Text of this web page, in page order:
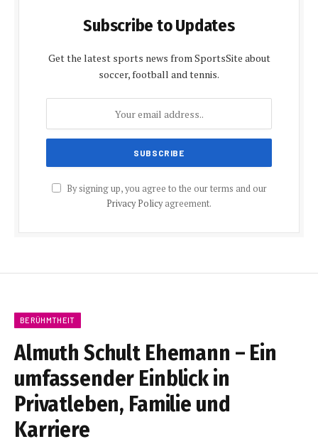
Subscribe to Updates
Get the latest sports news from SportsSite about
soccer, football and tennis.
By signing up, you agree to the our terms and our
Privacy Policyagreement.
BERÜHMTHEIT
Almuth Schult Ehemann – Ein
umfassender Einblick in
Privatleben, Familie und
Karriere